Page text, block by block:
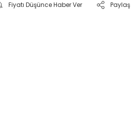
Fiyatı Düşünce Haber Ver Paylaş